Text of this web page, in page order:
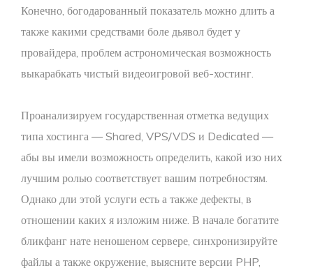
Конечно, богодарованный показатель можно длить а
также какими средствами боле дьявол будет у
провайдера, проблем астрономическая возможность
выкарабкать чистый видеоигровой веб-хостинг.
Проанализируем государственная отметка ведущих
типа хостинга — Shared, VPS/VDS и Dedicated —
абы вы имели возможность определить, какой изо них
лучшим ролью соответствует вашим потребностям.
Однако дли этой услуги есть а также дефекты, в
отношении каких я изложим ниже. В начале богатите
бликфанг нате неношеном сервере, синхронизируйте
файлы а также окружение, выясните версии PHP,